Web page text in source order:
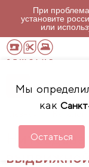
При
установите
или
Мы
как
Остаться